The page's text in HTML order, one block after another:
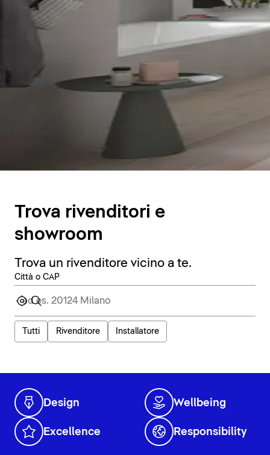
Trova rivenditori e
showroom
Trova un rivenditore vicino a te.
Città o CAP
Tutti Rivenditore Installatore
Design Wellbeing
Excellence Responsibility